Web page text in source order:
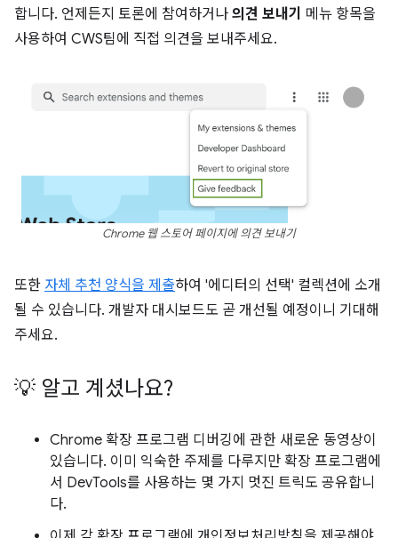
합니다. 언제든지 토론에 참여하거나 의견 보내기 메뉴 항목을
사용하여 CWS팀에 직접 의견을 보내주세요.
Chrome 웹 스토어 페이지에 의견 보내기
또한 자체 추천 양식을 제출하여 '에디터의 선택' 컬렉션에 소개
될 수 있습니다. 개발자 대시보드도 곧 개선될 예정이니 기대해
주세요.
💡 알고 계셨나요?
Chrome 확장 프로그램 디버깅에 관한 새로운 동영상이
있습니다. 이미 익숙한 주제를 다루지만 확장 프로그램에
서 DevTools를 사용하는 몇 가지 멋진 트릭도 공유합니
다.